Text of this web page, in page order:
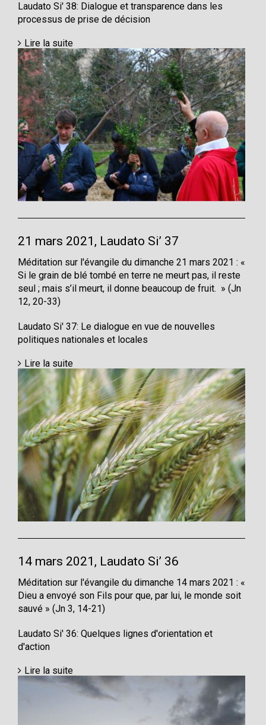
Laudato Si' 38: Dialogue et transparence dans les
processus de prise de décision
Lire la suite
21 mars 2021, Laudato Si’ 37
Méditation sur l'évangile du dimanche 21 mars 2021 : «
Si le grain de blé tombé en terre ne meurt pas, il reste
seul ; mais s’il meurt, il donne beaucoup de fruit. » (Jn
12, 20-33)
Laudato Si' 37: Le dialogue en vue de nouvelles
politiques nationales et locales
Lire la suite
14 mars 2021, Laudato Si’ 36
Méditation sur l'évangile du dimanche 14 mars 2021 : «
Dieu a envoyé son Fils pour que, par lui, le monde soit
sauvé » (Jn 3, 14-21)
Laudato Si' 36: Quelques lignes d'orientation et
d'action
Lire la suite